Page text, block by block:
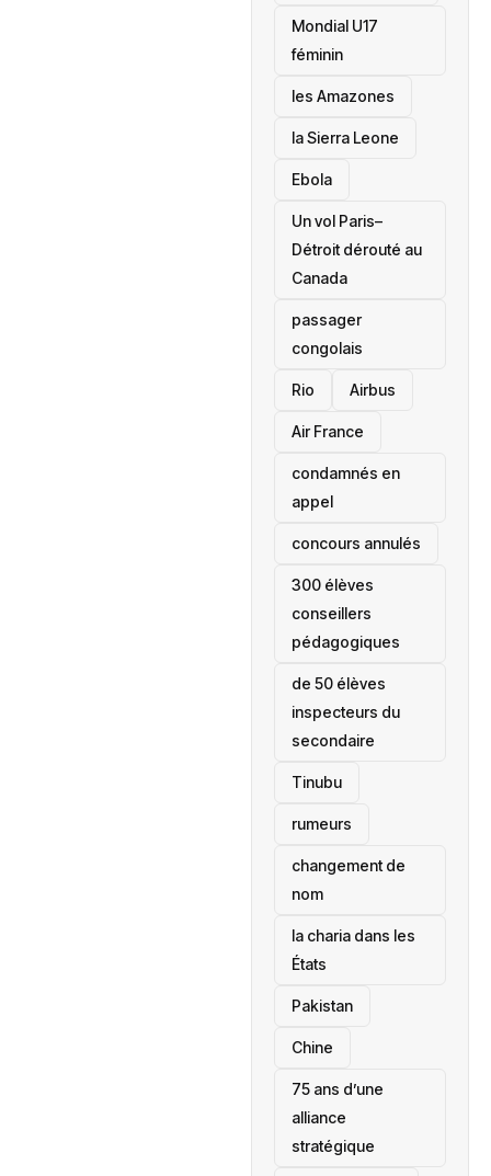
Mondial U17
féminin
les Amazones
la Sierra Leone
‎Ebola
Un vol Paris–
Détroit dérouté au
Canada
passager
congolais
Rio Airbus
Air France
condamnés en
appel
concours annulés
300 élèves
conseillers
pédagogiques
de 50 élèves
inspecteurs du
secondaire
Tinubu
rumeurs
changement de
nom
la charia dans les
États
‎Pakistan
Chine
75 ans d’une
alliance
stratégique